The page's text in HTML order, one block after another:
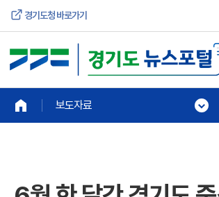
경기도청 바로가기
보도자료